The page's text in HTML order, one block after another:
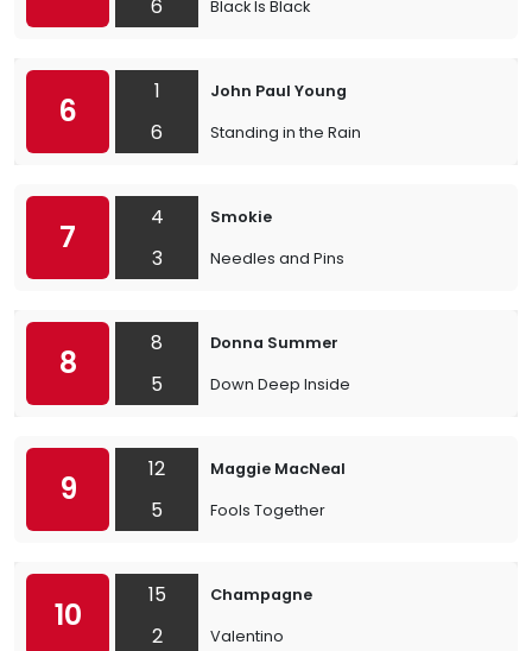
6 Black Is Black
6
1
6
John Paul Young
Standing in the Rain
7
4
3
Smokie
Needles and Pins
8
8
5
Donna Summer
Down Deep Inside
9
12
5
Maggie MacNeal
Fools Together
10
15
2
Champagne
Valentino